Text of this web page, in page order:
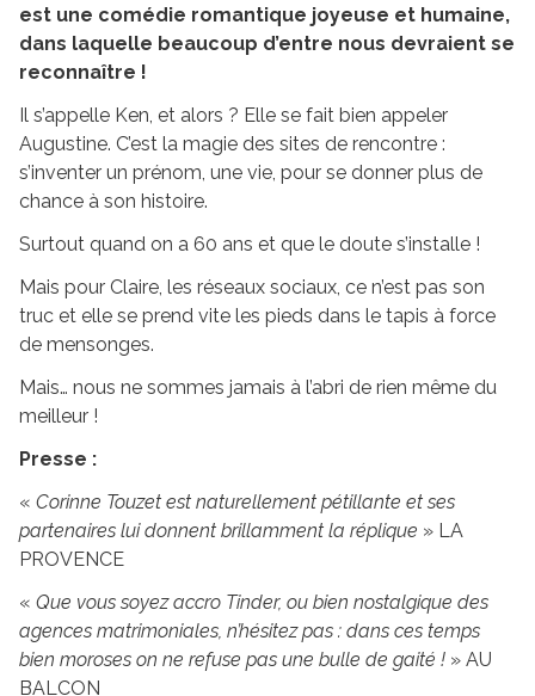
est une comédie romantique joyeuse et humaine,
dans laquelle beaucoup d’entre nous devraient se
reconnaître !
Il s’appelle Ken, et alors ? Elle se fait bien appeler
Augustine. C’est la magie des sites de rencontre :
s’inventer un prénom, une vie, pour se donner plus de
chance à son histoire.
Surtout quand on a 60 ans et que le doute s’installe !
Mais pour Claire, les réseaux sociaux, ce n’est pas son
truc et elle se prend vite les pieds dans le tapis à force
de mensonges.
Mais… nous ne sommes jamais à l’abri de rien même du
meilleur !
Presse :
« Corinne Touzet est naturellement pétillante et ses
partenaires lui donnent brillamment la réplique » LA
PROVENCE
« Que vous soyez accro Tinder, ou bien nostalgique des
agences matrimoniales, n’hésitez pas : dans ces temps
bien moroses on ne refuse pas une bulle de gaité ! » AU
BALCON